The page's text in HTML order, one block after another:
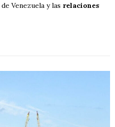
de Venezuela y las relaciones